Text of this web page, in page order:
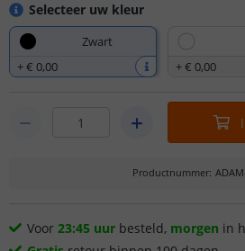
Selecteer uw kleur
Zwart
+€ 0,00
+€ 0,00
Productnummer:
Voor 23:45 uur besteld, morgen in